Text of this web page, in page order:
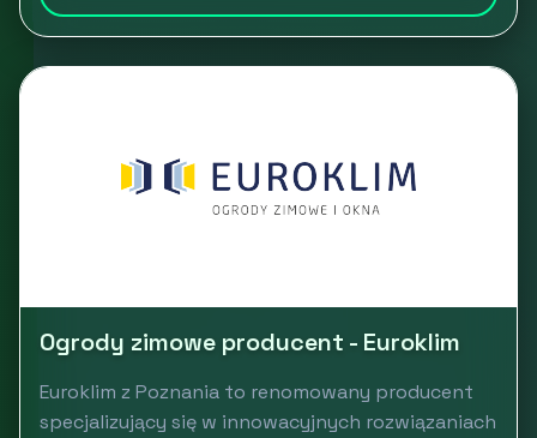
Ogrody zimowe producent - Euroklim
Euroklim z Poznania to renomowany producent
specjalizujący się w innowacyjnych rozwiązaniach